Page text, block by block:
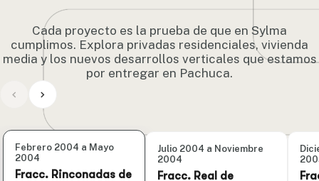
Cada proyecto es la prueba de que en Sylma
cumplimos. Explora privadas residenciales, vivienda
media y los nuevos desarrollos verticales que estamos
por entregar en Pachuca.
‹ ›
Febrero 2004 a Mayo
2004
Fracc. Rinconadas de
Julio 2004 a Noviembre
2004
Fracc. Real de